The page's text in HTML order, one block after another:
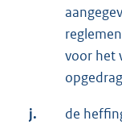
voor het
j.
de